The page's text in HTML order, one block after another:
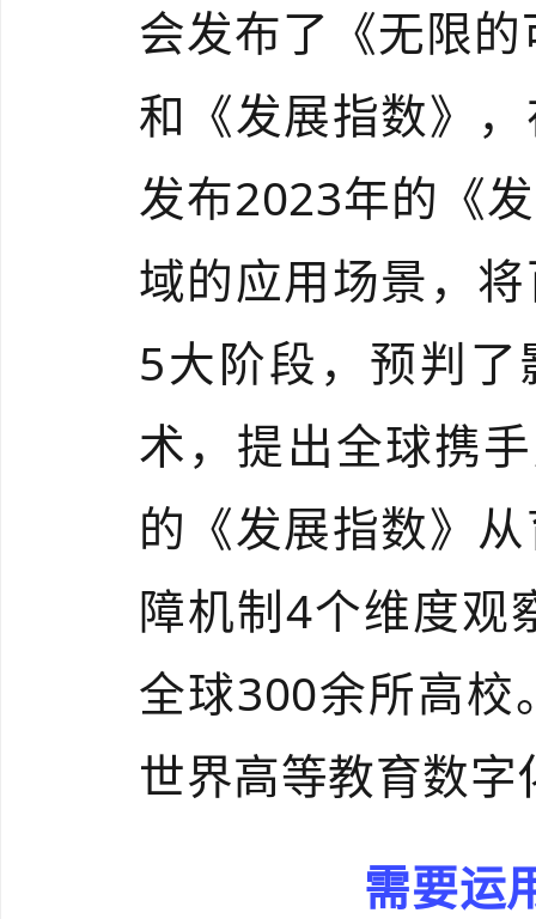
会发布了《无限
和《发展指数》
发布2023年的《
域的应用场景，
5大阶段，预判
术，提出全球携
的《发展指数》
障机制4个维度观
全球300余所高
世界高等教育数
需要运